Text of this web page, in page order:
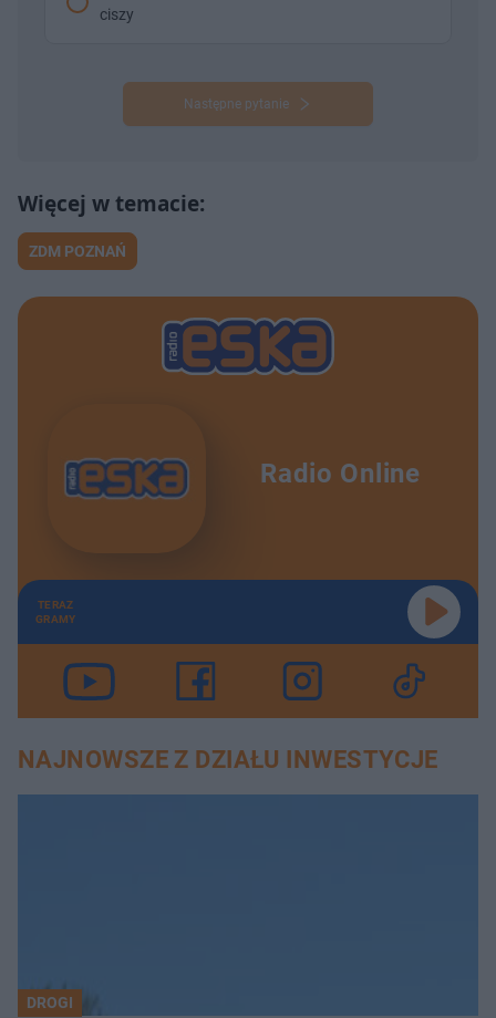
ciszy
Następne pytanie
ZDM POZNAŃ
Radio Online
TERAZ
GRAMY
NAJNOWSZE Z DZIAŁU INWESTYCJE
DROGI